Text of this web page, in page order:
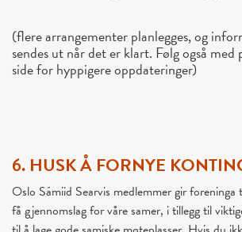
(flere arrangementer planlegges, og
sendes ut når det er klart. Følg også med
side for hyppigere oppdateringer)
6. HUSK Å FORNYE
Oslo Sámiid Searvis medlemmer gir
få gjennomslag for våre samer, i tillegg til